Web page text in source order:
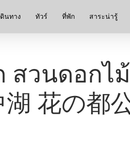
ดินทาง ทัวร์ ที่พัก สาระน่ารู้
วนดอกไ
花の都